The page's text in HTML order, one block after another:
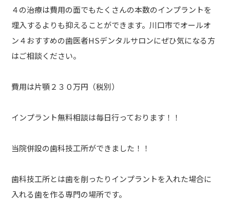
４の治療は費用の面でもたくさんの本数のインプラントを
埋入するよりも抑えることができます。川口市でオールオ
ン４おすすめの歯医者HSデンタルサロンにぜひ気になる方
はご相談ください。
費用は片顎２３０万円（税別）
インプラント無料相談は毎日行っております！！
当院併設の歯科技工所ができました！！
歯科技工所とは歯を削ったりインプラントを入れた場合に
入れる歯を作る専門の場所です。